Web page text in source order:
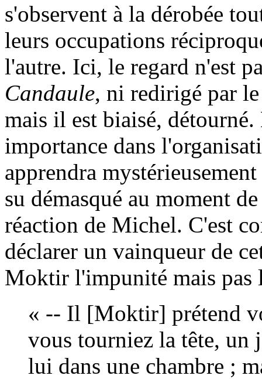
s'observent à la dérobée
leurs occupations
l'autre. Ici, le regard n'est
Candaule, ni redirigé par
mais il est biaisé, détourné.
importance dans
apprendra
su démasqué au moment
réaction de Michel. C'est
déclarer un vainqueur de
Moktir l'impunité mais
« -- Il [Moktir] prétend
vous tourniez la tête, un
lui dans une chambre ;